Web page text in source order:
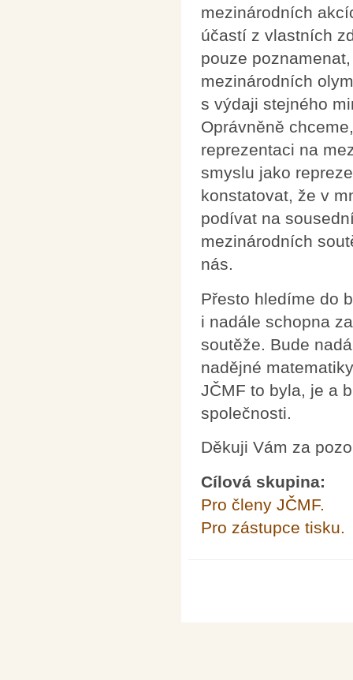
mezinárodních
účastí z vlastních
pouze
mezinárodních
s výdaji stejného
Oprávněně
reprezentaci na
smyslu jako
konstatovat, že v
podívat na
mezinárodních
nás.
Přesto hledíme do
i nadále schopna
soutěže. Bude
nadějné
JČMF to byla, je a
společnosti.
Děkuji Vám za
Cílová skupina:
Pro členy JČMF.
Pro zástupce tisku.